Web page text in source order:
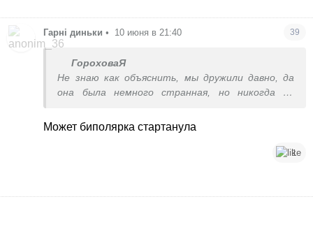
Гарні диньки • 10 июня в 21:40 39
ГороховаЯ
Не знаю как объяснить, мы дружили давно, да
она была немного странная, но никогда не
знаю, я сомневаюсь что человек резко стал
Может биполярка стартанула
1